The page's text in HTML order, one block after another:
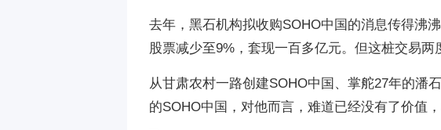
去年，黑石机构拟收购SOHO中国的消息传得沸
股票减少至9%，套现一百多亿元。但这桩交易两
从甘肃农村一路创建SOHO中国、掌舵27年的潘
的SOHO中国，对他而言，难道已经没有了价值